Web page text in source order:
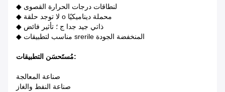
◆ لنطاقات درجات الحرارة القصوى
◆ لا توجد حلقة o محملة ديناميكيًا
◆ ذاتي جيد جدا ج ؛ تأثير فائض
◆ مناسب لتطبيقات srerile المنخفضة الجودة
مُستَحسَن التطبيقات :
صناعة المعالجة
صناعة النفط والغاز